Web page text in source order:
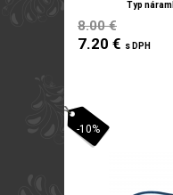
Typ
8.00 €
7.20 € s DPH
-10%